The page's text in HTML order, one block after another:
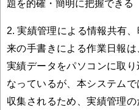
題を的確・簡明に把握できる
2. 実績管理による情報共有
来の手書きによる作業日報
実績データをパソコンに取
なっているが、本システム
収集されるため、実績管理